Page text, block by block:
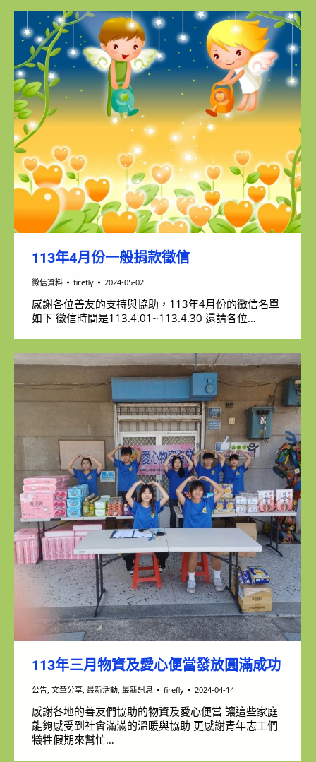
113年4月份一般捐款徵信
徵信資料 firefly 2024-05-02
感謝各位善友的支持與協助，113年4月份的徵信名單
如下 徵信時間是113.4.01~113.4.30 還請各位…
113年三月物資及愛心便當發放圓滿成功
公告, 文章分享, 最新活動, 最新訊息 firefly 2024-04-14
感謝各地的善友們協助的物資及愛心便當 讓這些家庭
能夠感受到社會滿滿的溫暖與協助 更感謝青年志工們
犧牲假期來幫忙…